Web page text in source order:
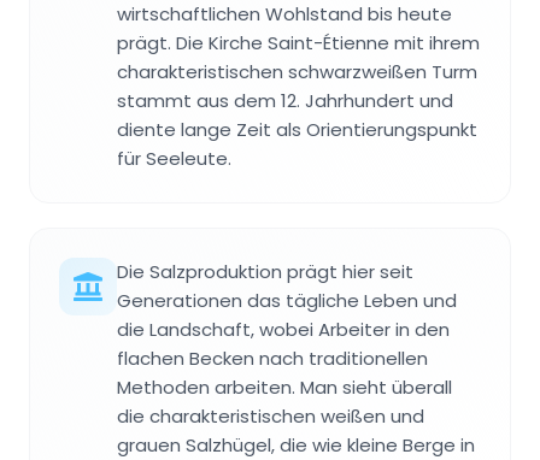
wirtschaftlichen Wohlstand bis heute
prägt. Die Kirche Saint-Étienne mit ihrem
charakteristischen schwarzweißen Turm
stammt aus dem 12. Jahrhundert und
diente lange Zeit als Orientierungspunkt
für Seeleute.
Die Salzproduktion prägt hier seit
Generationen das tägliche Leben und
die Landschaft, wobei Arbeiter in den
flachen Becken nach traditionellen
Methoden arbeiten. Man sieht überall
die charakteristischen weißen und
grauen Salzhügel, die wie kleine Berge in